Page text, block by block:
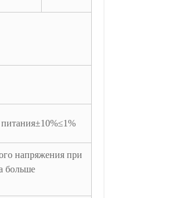
напряжения при
больше